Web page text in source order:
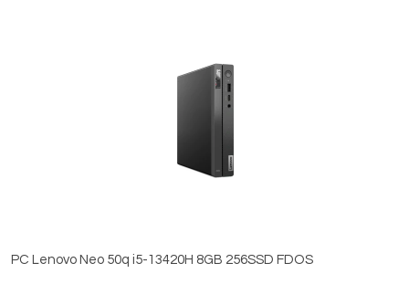
PC Lenovo Neo 50q i5-13420H 8GB 256SSD FDOS